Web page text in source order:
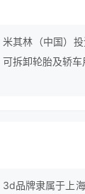
米其林（中国）
可拆卸轮胎及轿车
3d品牌隶属于上